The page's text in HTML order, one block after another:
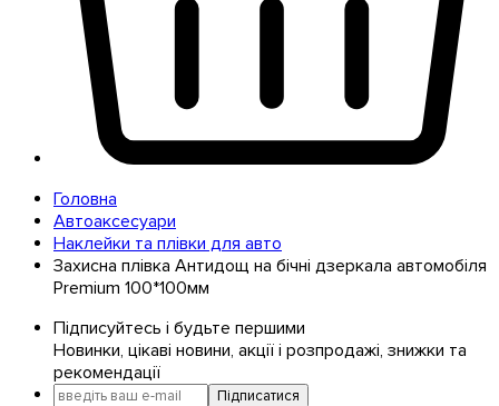
Головна
Автоаксесуари
Наклейки та плівки для авто
Захисна плівка Антидощ на бічні дзеркала автомобіля
Premium 100*100мм
Підписуйтесь і будьте першими
Новинки, цікаві новини, акції і розпродажі, знижки та
рекомендації
Підписатися